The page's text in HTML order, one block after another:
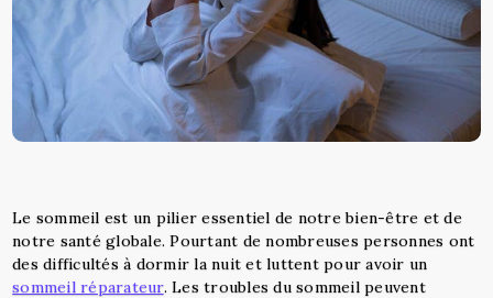
Le sommeil est un pilier essentiel de notre bien-être et de
notre santé globale. Pourtant de nombreuses personnes ont
des difficultés à dormir la nuit et luttent pour avoir un
sommeil réparateur. Les troubles du sommeil peuvent